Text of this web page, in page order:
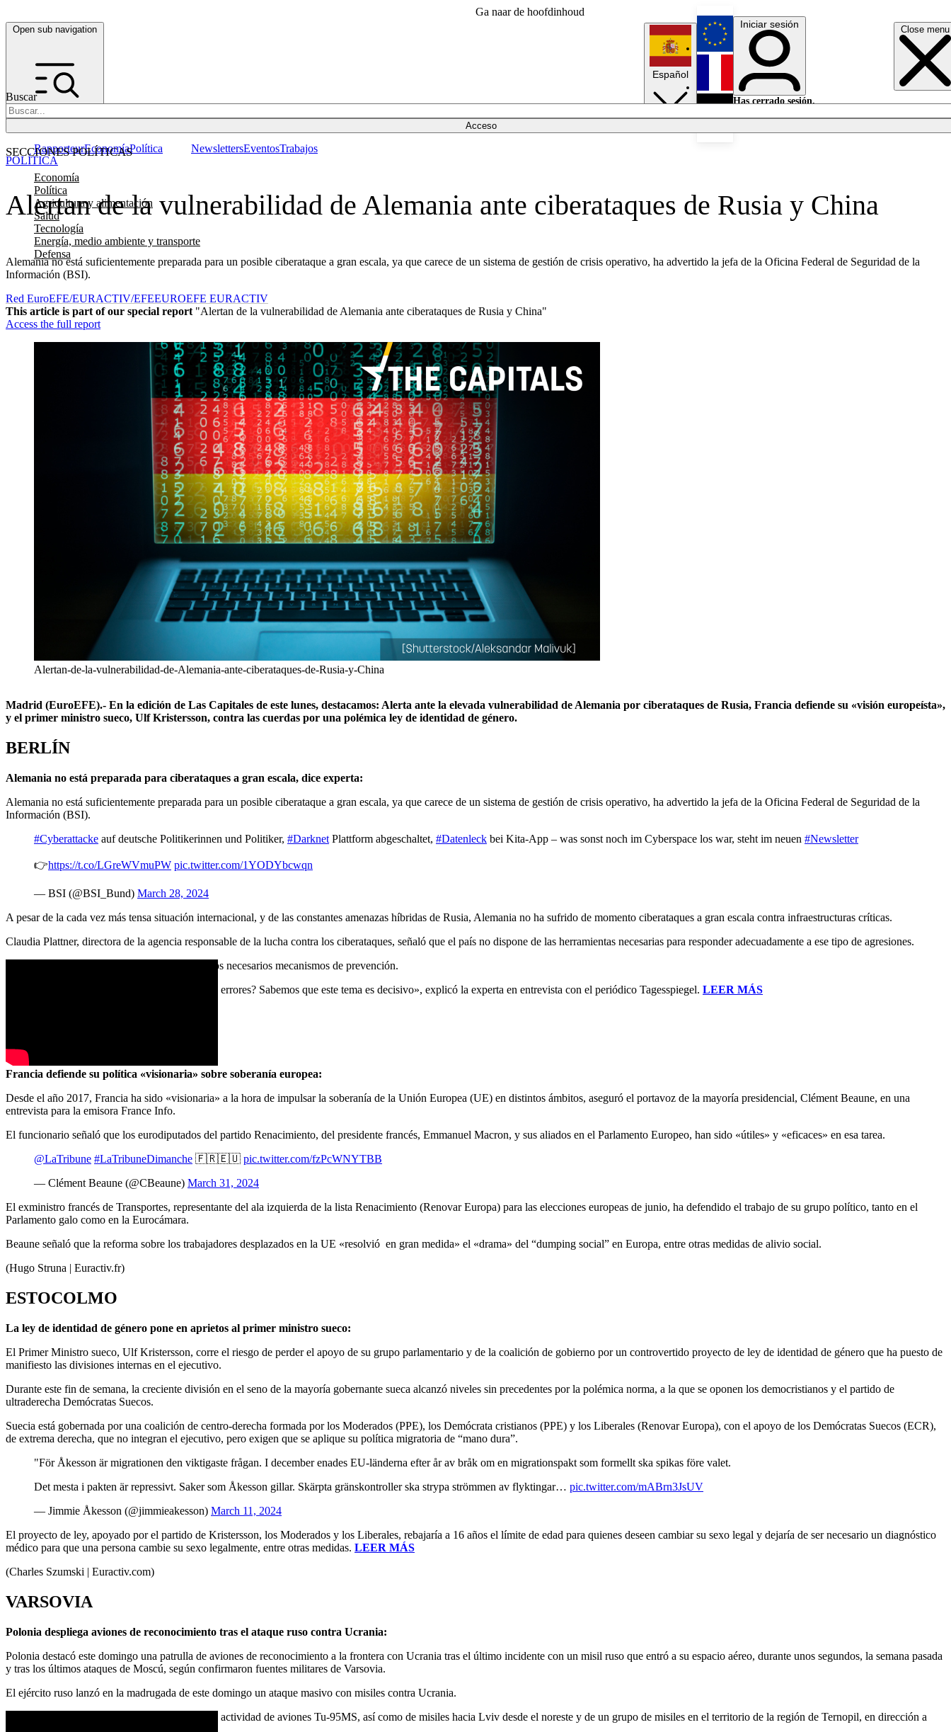
Ga naar de hoofdinhoud
Open sub navigation Close menu
Buscar
Acceso
SECCIONES POLÍTICAS
Economía
Política
Agricultura y alimentación
Salud
Tecnología
Energía, medio ambiente y transporte
Defensa
RapporteurEconomíaPolítica NewslettersEventosTrabajos
Español
English
Français
Iniciar sesión
Has cerrado sesión.
Alertan de la vulnerabilidad de Alemania ante ciberataques de Rusia y China
Alemania no está suficientemente preparada para un posible ciberataque a gran escala, ya que carece de un sistema de gestión de crisis operativo, ha advertido la jefa de la Oficina Federal de Seguridad de la
Información (BSI).
POLÍTICA
Red EuroEFE/EURACTIV/EFEEUROEFE EURACTIV
This article is part of our special report "Alertan de la vulnerabilidad de Alemania ante ciberataques de Rusia y China"
Access the full report
Alertan-de-la-vulnerabilidad-de-Alemania-ante-ciberataques-de-Rusia-y-China
Madrid (EuroEFE).- En la edición de Las Capitales de este lunes, destacamos: Alerta ante la elevada vulnerabilidad de Alemania por ciberataques de Rusia, Francia defiende su «visión europeísta»,
y el primer ministro sueco, Ulf Kristersson, contra las cuerdas por una polémica ley de identidad de género.
BERLÍN
Alemania no está preparada para ciberataques a gran escala, dice experta:
Alemania no está suficientemente preparada para un posible ciberataque a gran escala, ya que carece de un sistema de gestión de crisis operativo, ha advertido la jefa de la Oficina Federal de Seguridad de la
Información (BSI).
#Cyberattacke auf deutsche Politikerinnen und Politiker, #Darknet Plattform abgeschaltet, #Datenleck bei Kita-App – was sonst noch im Cyberspace los war, steht im neuen #Newsletter
👉️https://t.co/LGreWVmuPW pic.twitter.com/1YODYbcwqn
— BSI (@BSI_Bund) March 28, 2024
A pesar de la cada vez más tensa situación internacional, y de las constantes amenazas híbridas de Rusia, Alemania no ha sufrido de momento ciberataques a gran escala contra infraestructuras críticas.
Claudia Plattner, directora de la agencia responsable de la lucha contra los ciberataques, señaló que el país no dispone de las herramientas necesarias para responder adecuadamente a ese tipo de agresiones.
Por ello, instó al Gobierno a poner en marcha los necesarios mecanismos de prevención.
«¿Por qué tenemos que aprender siempre de los errores? Sabemos que este tema es decisivo», explicó la experta en entrevista con el periódico Tagesspiegel. LEER MÁS
Francia defiende su política «visionaria» sobre soberanía europea:
Desde el año 2017, Francia ha sido «visionaria» a la hora de impulsar la soberanía de la Unión Europea (UE) en distintos ámbitos, aseguró el portavoz de la mayoría presidencial, Clément Beaune, en una
entrevista para la emisora France Info.
El funcionario señaló que los eurodiputados del partido Renacimiento, del presidente francés, Emmanuel Macron, y sus aliados en el Parlamento Europeo, han sido «útiles» y «eficaces» en esa tarea.
@LaTribune #LaTribuneDimanche 🇫🇷🇪🇺 pic.twitter.com/fzPcWNYTBB
— Clément Beaune (@CBeaune) March 31, 2024
El exministro francés de Transportes, representante del ala izquierda de la lista Renacimiento (Renovar Europa) para las elecciones europeas de junio, ha defendido el trabajo de su grupo político, tanto en el
Parlamento galo como en la Eurocámara.
Beaune señaló que la reforma sobre los trabajadores desplazados en la UE «resolvió en gran medida» el «drama» del “dumping social” en Europa, entre otras medidas de alivio social.
(Hugo Struna | Euractiv.fr)
ESTOCOLMO
La ley de identidad de género pone en aprietos al primer ministro sueco:
El Primer Ministro sueco, Ulf Kristersson, corre el riesgo de perder el apoyo de su grupo parlamentario y de la coalición de gobierno por un controvertido proyecto de ley de identidad de género que ha puesto de
manifiesto las divisiones internas en el ejecutivo.
Durante este fin de semana, la creciente división en el seno de la mayoría gobernante sueca alcanzó niveles sin precedentes por la polémica norma, a la que se oponen los democristianos y el partido de
ultraderecha Demócratas Suecos.
Suecia está gobernada por una coalición de centro-derecha formada por los Moderados (PPE), los Demócrata cristianos (PPE) y los Liberales (Renovar Europa), con el apoyo de los Demócratas Suecos (ECR),
de extrema derecha, que no integran el ejecutivo, pero exigen que se aplique su política migratoria de “mano dura”.
"För Åkesson är migrationen den viktigaste frågan. I december enades EU-länderna efter år av bråk om en migrationspakt som formellt ska spikas före valet.
Det mesta i pakten är repressivt. Saker som Åkesson gillar. Skärpta gränskontroller ska strypa strömmen av flyktingar… pic.twitter.com/mABrn3JsUV
— Jimmie Åkesson (@jimmieakesson) March 11, 2024
El proyecto de ley, apoyado por el partido de Kristersson, los Moderados y los Liberales, rebajaría a 16 años el límite de edad para quienes deseen cambiar su sexo legal y dejaría de ser necesario un diagnóstico
médico para que una persona cambie su sexo legalmente, entre otras medidas. LEER MÁS
(Charles Szumski | Euractiv.com)
VARSOVIA
Polonia despliega aviones de reconocimiento tras el ataque ruso contra Ucrania:
Polonia destacó este domingo una patrulla de aviones de reconocimiento a la frontera con Ucrania tras el último incidente con un misil ruso que entró a su espacio aéreo, durante unos segundos, la semana pasada
y tras los últimos ataques de Moscú, según confirmaron fuentes militares de Varsovia.
El ejército ruso lanzó en la madrugada de este domingo un ataque masivo con misiles contra Ucrania.
Las Fuerzas Aéreas ucranianas advirtieron de la actividad de aviones Tu-95MS, así como de misiles hacia Lviv desde el noreste y de un grupo de misiles en el territorio de la región de Ternopil, en dirección a